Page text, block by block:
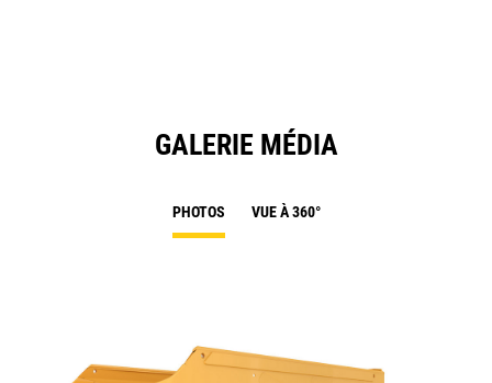
GALERIE MÉDIA
PHOTOS VUE À 360°